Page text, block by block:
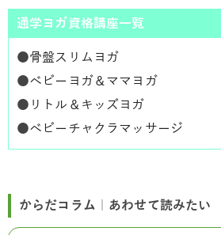
通学ヨガ資格講座一覧
●骨盤スリムヨガ
●ベビーヨガ＆ママヨガ
● リトル＆キッズヨガ
●ベビーチャクラマッサージ
からだコラム｜あわせて読みたい